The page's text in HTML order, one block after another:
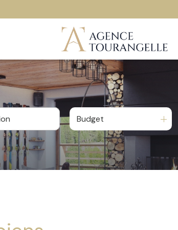
Budget